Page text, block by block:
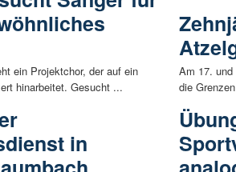
ein Projektchor, der auf ein
hinarbeitet. Gesucht ...
in
Am 17.
die